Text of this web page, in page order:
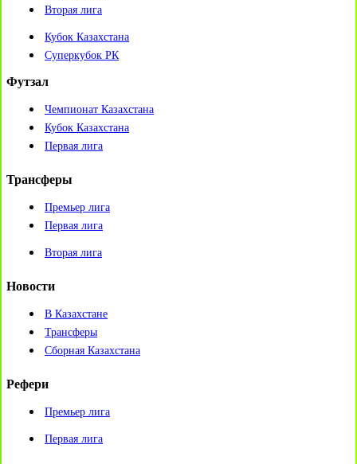
Вторая лига
Кубок Казахстана
Суперкубок РК
Футзал
Чемпионат Казахстана
Кубок Казахстана
Первая лига
Трансферы
Премьер лига
Первая лига
Вторая лига
Новости
В Казахстане
Трансферы
Сборная Казахстана
Рефери
Премьер лига
Первая лига